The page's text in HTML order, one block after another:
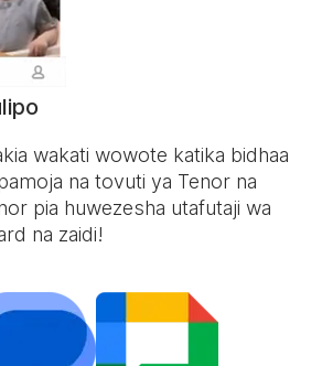
wakati wowote katika bidhaa
na tovuti ya Tenor na
pia huwezesha utafutaji wa
na zaidi!